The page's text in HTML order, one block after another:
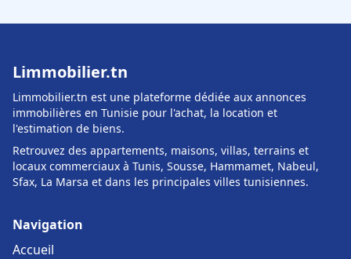
Limmobilier.tn
Limmobilier.tn est une plateforme dédiée aux annonces
immobilières en Tunisie pour l'achat, la location et
l'estimation de biens.
Retrouvez des appartements, maisons, villas, terrains et
locaux commerciaux à Tunis, Sousse, Hammamet, Nabeul,
Sfax, La Marsa et dans les principales villes tunisiennes.
Navigation
Accueil